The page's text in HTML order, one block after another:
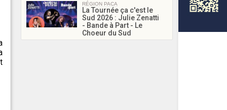
RÉGION PACA
La Tournée ça c'est le
Sud 2026 : Julie Zenatti
- Bande à Part - Le
Choeur du Sud